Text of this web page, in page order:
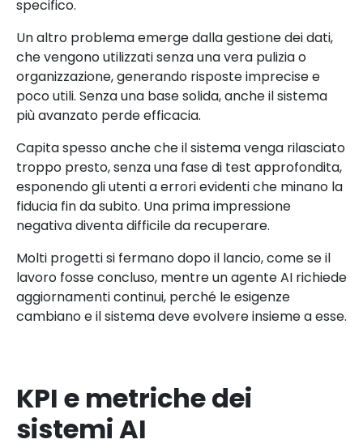
specifico.
Un altro problema emerge dalla gestione dei dati,
che vengono utilizzati senza una vera pulizia o
organizzazione, generando risposte imprecise e
poco utili. Senza una base solida, anche il sistema
più avanzato perde efficacia.
Capita spesso anche che il sistema venga rilasciato
troppo presto, senza una fase di test approfondita,
esponendo gli utenti a errori evidenti che minano la
fiducia fin da subito. Una prima impressione
negativa diventa difficile da recuperare.
Molti progetti si fermano dopo il lancio, come se il
lavoro fosse concluso, mentre un agente AI richiede
aggiornamenti continui, perché le esigenze
cambiano e il sistema deve evolvere insieme a esse.
KPI e metriche dei
sistemi AI